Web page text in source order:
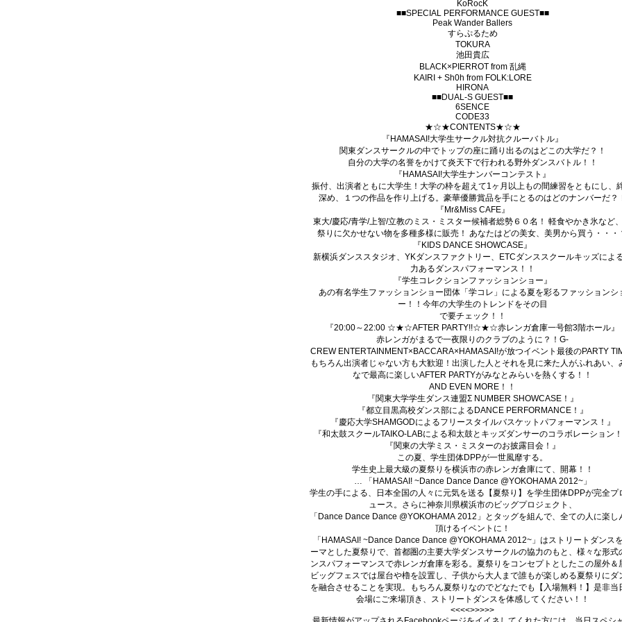
KoRocK
■■SPECIAL PERFORMANCE GUEST■■
Peak Wander Ballers
すらぷるため
TOKURA
池田貴広
BLACK×PIERROT from 乱縄
KAIRI + Sh0h from FOLK:LORE
HIRONA
■■DUAL-S GUEST■■
6SENCE
CODE33
★☆★CONTENTS★☆★
『HAMASAI!大学生サークル対抗クルーバトル』
関東ダンスサークルの中でトップの座に踊り出るのはどこの大学だ？！
自分の大学の名誉をかけて炎天下で行われる野外ダンスバトル！！
『HAMASAI!大学生ナンバーコンテスト』
振付、出演者ともに大学生！大学の枠を超えて1ヶ月以上もの間練習をともにし、
深め、１つの作品を作り上げる。豪華優勝賞品を手にとるのはどのナンバーだ？
『Mr&Miss CAFE』
東大/慶応/青学/上智/立教のミス・ミスター候補者総勢６０名！ 軽食やかき氷など
祭りに欠かせない物を多種多様に販売！ あなたはどの美女、美男から買う・・・
『KIDS DANCE SHOWCASE』
新横浜ダンススタジオ、YKダンスファクトリー、ETCダンススクールキッズによ
力あるダンスパフォーマンス！！
『学生コレクションファッションショー』
あの有名学生ファッションショー団体「学コレ」による夏を彩るファッションシ
ー！！今年の大学生のトレンドをその目
で要チェック！！
『20:00～22:00 ☆★☆AFTER PARTY!!☆★☆赤レンガ倉庫一号館3階ホール』
赤レンガがまるで一夜限りのクラブのように？！G-
CREW ENTERTAINMENT×BACCARA×HAMASAI!が放つイベント最後のPARTY
もちろん出演者じゃない方も大歓迎！出演した人とそれを見に来た人がふれあい、
なで最高に楽しいAFTER PARTYがみなとみらいを熱くする！！
AND EVEN MORE！！
『関東大学学生ダンス連盟Σ NUMBER SHOWCASE！』
『都立目黒高校ダンス部によるDANCE PERFORMANCE！』
『慶応大学SHAMGODによるフリースタイルバスケットパフォーマンス！』
『和太鼓スクールTAIKO-LABによる和太鼓とキッズダンサーのコラボレーション！
『関東の大学ミス・ミスターのお披露目会！』
この夏、学生団体DPPが一世風靡する。
学生史上最大級の夏祭りを横浜市の赤レンガ倉庫にて、開幕！！
… 「HAMASAI! ~Dance Dance Dance @YOKOHAMA 2012~」
学生の手による、日本全国の人々に元気を送る【夏祭り】を学生団体DPPが完全プ
ュース。さらに神奈川県横浜市のビッグプロジェクト、
「Dance Dance Dance @YOKOHAMA 2012」とタッグを組んで、全ての人に楽し
頂けるイベントに！
「HAMASAI! ~Dance Dance Dance @YOKOHAMA 2012~」はストリートダンス
ーマとした夏祭りで、首都圏の主要大学ダンスサークルの協力のもと、様々な形式
ンスパフォーマンスで赤レンガ倉庫を彩る。夏祭りをコンセプトとしたこの屋外＆
ビッグフェスでは屋台や櫓を設置し、子供から大人まで誰もが楽しめる夏祭りにダ
を融合させることを実現。もちろん夏祭りなのでどなたでも【入場無料！】是非当
会場にご来場頂き、ストリートダンスを体感してください！！
<<<<>>>>>